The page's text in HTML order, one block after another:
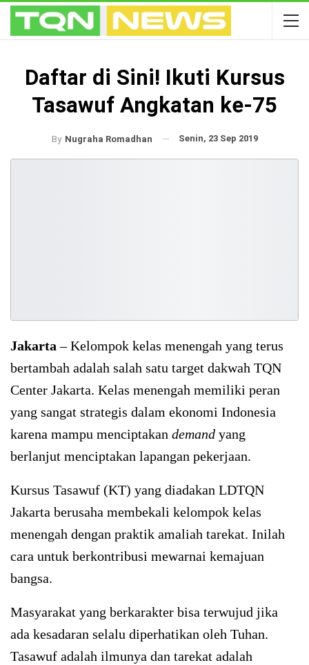
Daftar di Sini! Ikuti Kursus
Tasawuf Angkatan ke-75
By Nugraha Romadhan Senin, 23 Sep 2019
Jakarta– Kelompok kelas menengah yang terus
bertambah adalah salah satu target dakwah TQN
Center Jakarta. Kelas menengah memiliki peran
yang sangat strategis dalam ekonomi Indonesia
karena mampu menciptakan demand yang
berlanjut menciptakan lapangan pekerjaan.
Kursus Tasawuf (KT) yang diadakan LDTQN
Jakarta berusaha membekali kelompok kelas
menengah dengan praktik amaliah tarekat. Inilah
cara untuk berkontribusi mewarnai kemajuan
bangsa.
Masyarakat yang berkarakter bisa terwujud jika
ada kesadaran selalu diperhatikan oleh Tuhan.
Tasawuf adalah ilmunya dan tarekat adalah